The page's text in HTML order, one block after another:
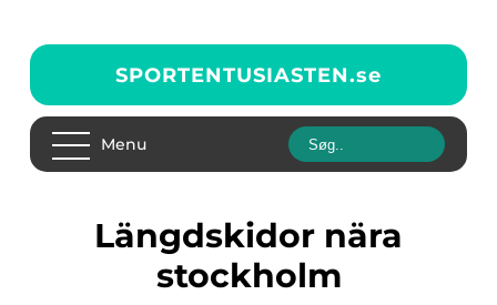
SPORTENTUSIASTEN.se
Menu
längdskidor nära
stockholm